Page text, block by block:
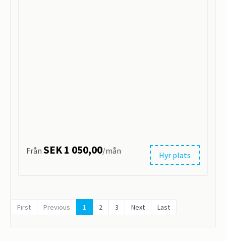
Hyr plats
Från SEK 1 050,00/mån
First Previous 1 2 3 Next Last